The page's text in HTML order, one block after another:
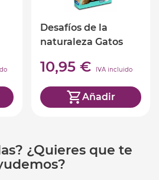
Desafíos de la
naturaleza Gatos
10,95 € IVA incluido
Añadir
¿Quieres que te